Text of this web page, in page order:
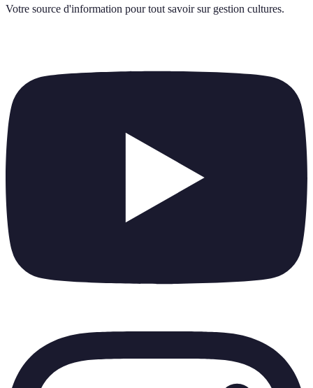
Votre source d'information pour tout savoir sur gestion cultures.